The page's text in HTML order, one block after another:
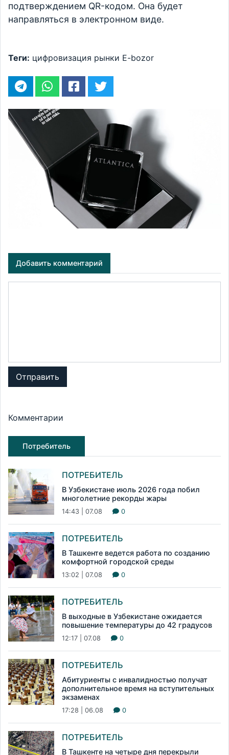
подтверждением QR-кодом. Она будет
направляться в электронном виде.
Теги: цифровизация рынки E-bozor
Добавить комментарий
Отправить
Комментарии
Потребитель
ПОТРЕБИТЕЛЬ
В Узбекистане июль 2026 года побил
многолетние рекорды жары
14:43 | 07.08 0
ПОТРЕБИТЕЛЬ
В Ташкенте ведется работа по созданию
комфортной городской среды
13:02 | 07.08 0
ПОТРЕБИТЕЛЬ
В выходные в Узбекистане ожидается
повышение температуры до 42 градусов
12:17 | 07.08 0
ПОТРЕБИТЕЛЬ
Абитуриенты с инвалидностью получат
дополнительное время на вступительных
экзаменах
17:28 | 06.08 0
ПОТРЕБИТЕЛЬ
В Ташкенте на четыре дня перекрыли